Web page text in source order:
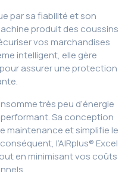
par sa fiabilité et son
produit des coussins
vos marchandises
intelligent, elle gère
assurer une protection
très peu d’énergie
Sa conception
maintenance et simplifie le
l’AIRplus® Excel
en minimisant vos coûts